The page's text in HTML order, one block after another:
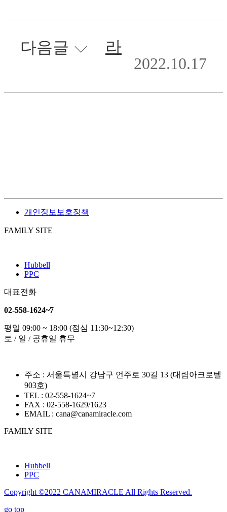
다음글
2022.10.17
개인정보보호정책
FAMILY SITE
Hubbell
PPC
대표전화
02-558-1624~7
평일 09:00 ~ 18:00 (점심 11:30~12:30)
토 / 일 / 공휴일 휴무
주소 : 서울특별시 강남구 언주로 30길 13 (대림아크로텔
903호)
TEL : 02-558-1624~7
FAX : 02-558-1629/1623
EMAIL : cana@canamiracle.com
FAMILY SITE
Hubbell
PPC
Copyright ©2022 CANAMIRACLE All Rights Reserved.
go top